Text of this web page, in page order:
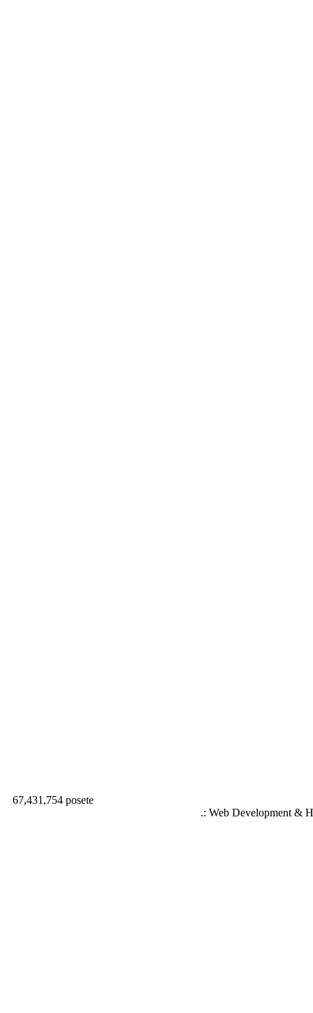
67,431,754 posete
.: Web Development &